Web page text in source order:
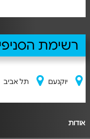
רשימת
יוקנעם תל אביב
אודות